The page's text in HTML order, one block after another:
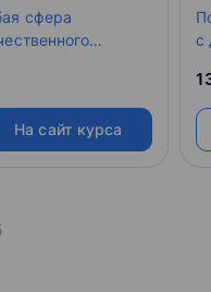
сфера
– залог
подходящего
которой зависит,
Программа
отвечает
На сайт курса
с